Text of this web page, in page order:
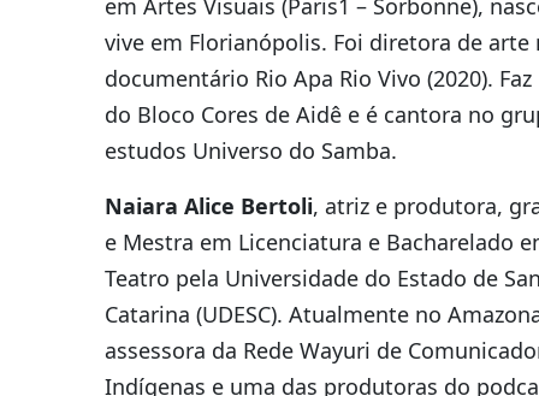
em Artes Visuais (Paris1 – Sorbonne),
vive em Florianópolis. Foi diretora de arte
documentário Rio Apa Rio Vivo (2020).
do Bloco Cores de Aidê e é cantora no
estudos Universo do Samba.
Naiara Alice Bertoli, atriz e produtora,
e Mestra em Licenciatura e Bacharelado
Teatro pela Universidade do Estado de
Catarina (UDESC). Atualmente no
assessora da Rede Wayuri de
Indígenas e uma das produtoras do